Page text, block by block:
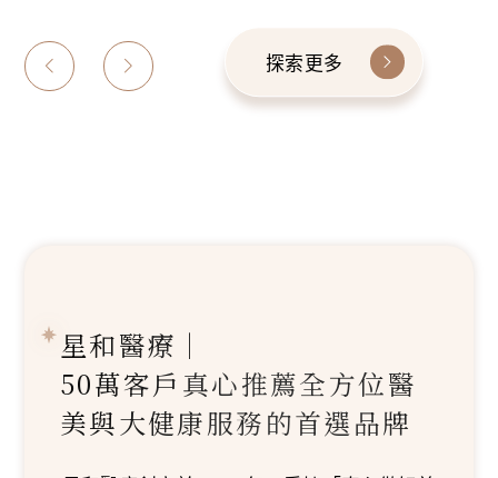
探索更多
星和醫療｜
50萬客戶真心推薦全方位醫
美與大健康服務的首選品牌